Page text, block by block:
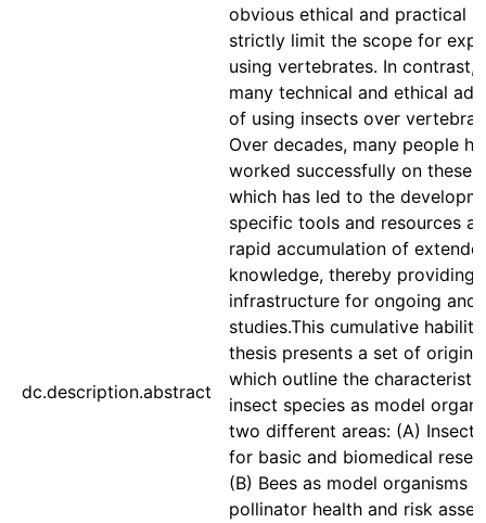
dc.description.abstract
obvious ethical and practical
strictly limit the scope for
using vertebrates. In contrast,
many technical and ethical
of using insects over
Over decades, many people
worked successfully on these
which has led to the
specific tools and resources
rapid accumulation of
knowledge, thereby providing
infrastructure for ongoing and
studies.This cumulative
thesis presents a set of
which outline the
insect species as model
two different areas: (A) Insect
for basic and biomedical
(B) Bees as model organisms
pollinator health and risk